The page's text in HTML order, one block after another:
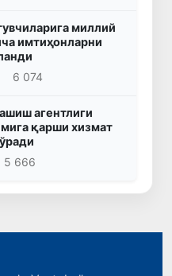
миллий
имтиҳонларни
6 074
агентлиги
қарши хизмат
5 666